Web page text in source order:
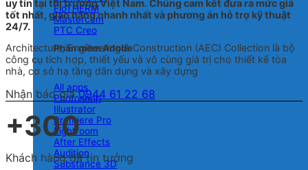
FloTHERM
Mastercam
PTC Creo
Phần mềm Adobe
All apps
Photoshop
Illustrator
Premiere Pro
Lightroom
After Effects
Audition
Substance 3D
uy tín tại thị trường Việt Nam. Chúng cam kết đưa ra mức giá
tốt nhất, giao hàng nhanh nhất và phương án hỗ trợ kỹ thuật
24/7.
Architecture, Engineering & Construction (AEC) Collection là bộ
công cụ tích hợp, thiết yếu và vô cùng giá trị cho thiết kế tòa
nhà, cơ sở hạ tầng dân dụng và xây dựng
Nhận báo giá 0944 61 22 68
+300
Khách hàng đã tin tưởng